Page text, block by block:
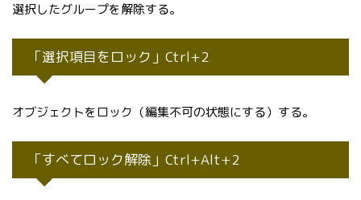
選択したグループを解除する。
「選択項目をロック」Ctrl+2
オブジェクトをロック（編集不可の状態にする）する。
「すべてロック解除」Ctrl+Alt+2